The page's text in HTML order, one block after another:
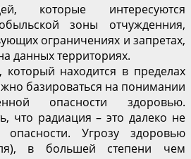
которые интересуются
зоны отчужденния,
ограничениях и запретах,
данных территориях.
который находится в пределах
базироваться на понимании
опасности здоровью.
что радиация – это далеко не
опасности. Угрозу здоровью
в большей степени чем